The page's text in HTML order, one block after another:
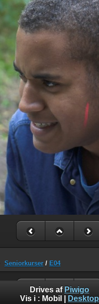
Seniorkurser / E04
Drives af Piwigo
Vis i : Mobil Desktop